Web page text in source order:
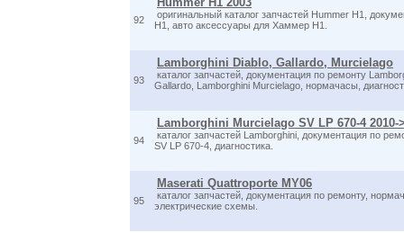
92
оригинальный каталог запчастей Hummer H1,
H1, авто аксессуары для Хаммер H1.
93
Lamborghini Diablo, Gallardo, Murcielago
каталог запчастей, документация по ремонту
Gallardo, Lamborghini Murcielago, нормачасы,
94
Lamborghini Murcielago SV LP 670-4 2010-
каталог запчастей Lamborghini, документация по
SV LP 670-4, диагностика.
95
Maserati Quattroporte MY06
каталог запчастей, документация по ремонту,
электрические схемы.